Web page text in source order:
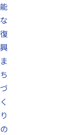
能
な
復
興
ま
ち
づ
く
り
の